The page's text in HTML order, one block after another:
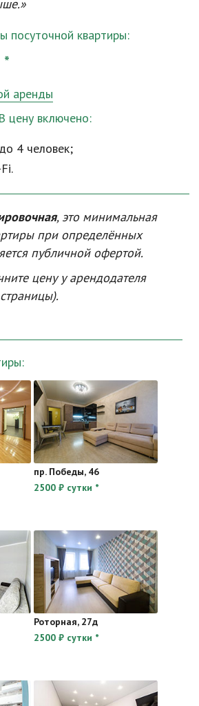
посуточной квартиры:
аренды
В цену включено:
4 человек;
.
, это минимальная
при определённых
публичной офертой.
цену у арендодателя
пр. Победы, 46
2500 ₽ сутки *
Роторная, 27д
2500 ₽ сутки *